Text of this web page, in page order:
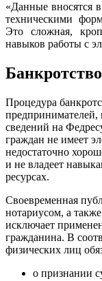
«Данные вносятся
техническими
Это сложная,
навыков работы с
Процедура
предпринимателей,
сведений на
граждан не имеет
недостаточно
и не владеет
ресурсах.
Своевременная
нотариусом, а
исключает
гражданина. В
физических лиц
о признании